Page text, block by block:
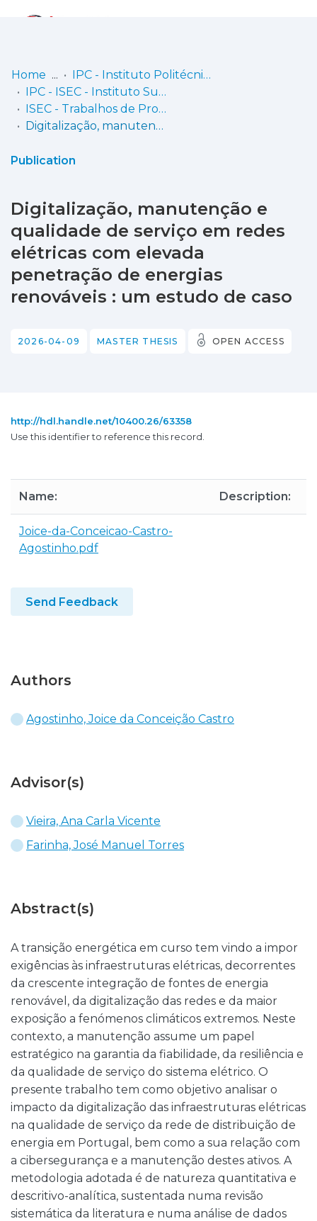
Communities
& Collections
Statistics
Home
IPC - Instituto Politécnico de Coimbra
IPC - ISEC - Instituto Superior de Engenharia de Coimbra
ISEC - Trabalhos de Projeto | Relatórios de Estágio | Projetos de Investigação
Digitalização, manutenção e qualidade de serviço em redes elétricas com elevada penetração de energias renováveis : um estudo de caso
Publication
Digitalização, manutenção e
qualidade de serviço em redes
elétricas com elevada
penetração de energias
renováveis : um estudo de caso
2026-04-09 MASTER THESIS OPEN ACCESS
http://hdl.handle.net/10400.26/63358
Use this identifier to reference this record.
Name: Description:
Joice-da-Conceicao-Castro-
Agostinho.pdf
Send Feedback
Authors
Agostinho, Joice da Conceição Castro
Advisor(s)
Vieira, Ana Carla Vicente
Farinha, José Manuel Torres
Abstract(s)
A transição energética em curso tem vindo a impor
exigências às infraestruturas elétricas, decorrentes
da crescente integração de fontes de energia
renovável, da digitalização das redes e da maior
exposição a fenómenos climáticos extremos. Neste
contexto, a manutenção assume um papel
estratégico na garantia da fiabilidade, da resiliência e
da qualidade de serviço do sistema elétrico. O
presente trabalho tem como objetivo analisar o
impacto da digitalização das infraestruturas elétricas
na qualidade de serviço da rede de distribuição de
energia em Portugal, bem como a sua relação com
a cibersegurança e a manutenção destes ativos. A
metodologia adotada é de natureza quantitativa e
descritivo-analítica, sustentada numa revisão
sistemática da literatura e numa análise de dados